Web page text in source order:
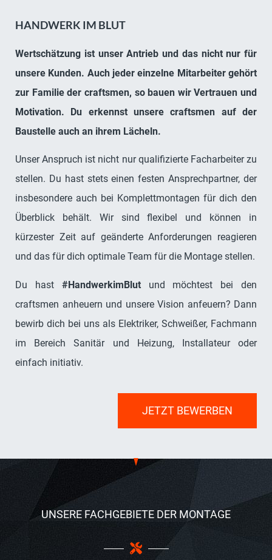
Wertschätzung ist unser Antrieb und das nicht nur für
unsere Kunden. Auch jeder einzelne Mitarbeiter gehört
zur Familie der craftsmen, so bauen wir Vertrauen und
Motivation. Du erkennst unsere craftsmen auf der
Unser Anspruch ist nicht nur qualifizierte Facharbeiter zu
stellen. Du hast stets einen festen Ansprechpartner, der
insbesondere auch bei Komplettmontagen für dich den
Überblick behält. Wir sind flexibel und können in
kürzester Zeit auf geänderte Anforderungen reagieren
Du hast #HandwerkimBlutund möchtest bei den
craftsmen anheuern und unsere Vision anfeuern? Dann
bewirb dich bei uns als Elektriker, Schweißer, Fachmann
im Bereich Sanitär und Heizung, Installateur oder
JETZT BEWERBEN
UNSERE FACHGEBIETE DER MONTAGE